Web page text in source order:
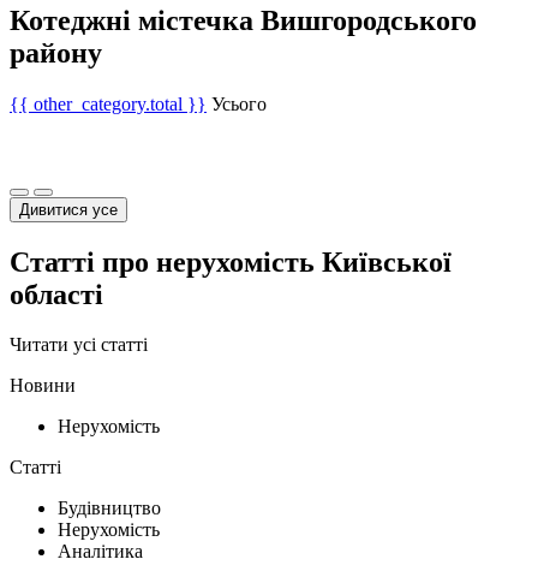
Котеджні містечка Вишгородського
району
{{ other_category.total }} Усього
Дивитися усе
Статті про нерухомість Київської
області
Читати усі статті
Новини
Нерухомість
Статті
Будівництво
Нерухомість
Аналітика